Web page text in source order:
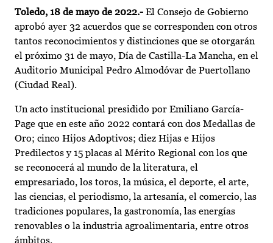
Toledo, 18 de mayo de 2022.- El Consejo de Gobierno
aprobó ayer 32 acuerdos que se corresponden con otros
tantos reconocimientos y distinciones que se otorgarán
el próximo 31 de mayo, Día de Castilla-La Mancha, en el
Auditorio Municipal Pedro Almodóvar de Puertollano
(Ciudad Real).
Un acto institucional presidido por Emiliano García-
Page que en este año 2022 contará con dos Medallas de
Oro; cinco Hijos Adoptivos; diez Hijas e Hijos
Predilectos y 15 placas al Mérito Regional con los que
se reconocerá al mundo de la literatura, el
empresariado, los toros, la música, el deporte, el arte,
las ciencias, el periodismo, la artesanía, el comercio, las
tradiciones populares, la gastronomía, las energías
renovables o la industria agroalimentaria, entre otros
ámbitos.